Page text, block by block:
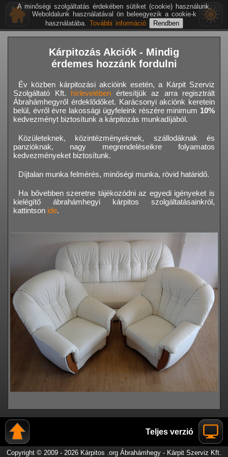
Kárpitozás Akciók - Mindig
érdemes hozzánk fordulni
Év közben kárpitozási akcióink esetén, a Kárpit Szerviz
Szolgáltató Kft. hírlevelében értesítjük az arra regisztrált
Ábrahámhegyről érdeklődőket. Karácsonyi akciónk keretein
belül, évről évre lakossági ügyfeleink részére minimum 10%
kedvezményt biztosítunk a kárpitozás munkadíjából.
Közületeknek, közintézményeknek, szállodáknak és
panzióknak, nagy megrendeléseikre folyamatos
kedvezményeket biztosítunk.
Díjtalan munka felmérés, minőségi munka, rövid határidő.
Ha bővebben szeretne tájékozódni az egyedi igényeket is
kielégítő ábrahámhegyi kárpitos szolgáltatásainkról,
kattintson ide.
Teljes verzió
Copyright © 2009 - 2026 Kárpitos .org Ábrahámhegy - Kárpit Szerviz Kft.
A minőségi szolgáltatás érdekében sütiket (cookie) használunk.
Weboldalunk használatával ön beleegyezik a cookie-k
használatába. További információ